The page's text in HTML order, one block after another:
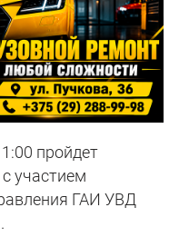
пройдет
участием
ГАИ УВД